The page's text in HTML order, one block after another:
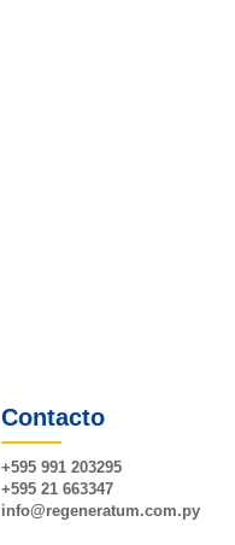
Contacto
+595 991 203295
+595 21 663347
info@regeneratum.com.py